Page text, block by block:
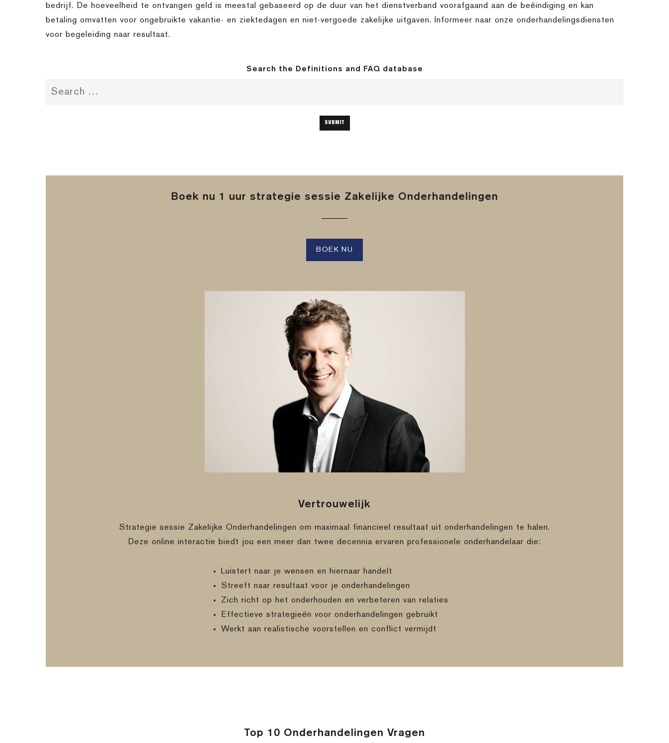
bedrijf. De hoeveelheid te ontvangen geld is meestal gebaseerd op de duur van het dienstverband voorafgaand aan de beëindiging en kan
betaling omvatten voor ongebruikte vakantie- en ziektedagen en niet-vergoede zakelijke uitgaven. Informeer naar onze onderhandelingsdiensten
voor begeleiding naar resultaat.
Search the Definitions and FAQ database
Boek nu 1 uur strategie sessie Zakelijke Onderhandelingen
BOEK NU
Vertrouwelijk
Strategie sessie Zakelijke Onderhandelingen om maximaal financieel resultaat uit onderhandelingen te halen.
Deze online interactie biedt jou een meer dan twee decennia ervaren professionele onderhandelaar die:
Luistert naar je wensen en hiernaar handelt
Streeft naar resultaat voor je onderhandelingen
Zich richt op het onderhouden en verbeteren van relaties
Effectieve strategieën voor onderhandelingen gebruikt
Werkt aan realistische voorstellen en conflict vermijdt
Top 10 Onderhandelingen Vragen